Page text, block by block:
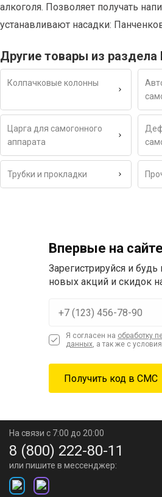
алкоголя. Позволяет получать
устанавливают насадки:
Другие товары из
Колпачковые колонны
Царга для самогонного
аппарата
Трубки и прокладки
Впервые на
Зарегистрируйся и будь
новых акций и скидок
Я согласен на обработку
данных, а так же с
На связи с 7:00 до 20:00
8 (800) 222-80-11
или пишите в мессенджер: